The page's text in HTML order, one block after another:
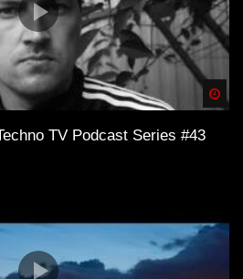
TV Podcast Series #43